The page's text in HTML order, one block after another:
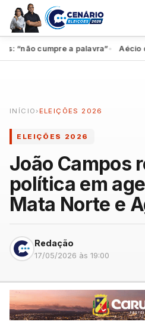
cumpre a palavra” ● Aécio diz
INÍCIO ›ELEIÇÕES 2026
ELEIÇÕES 2026
João Campos
política em
Mata Norte e
Redação
17/05/2026 às 19:00